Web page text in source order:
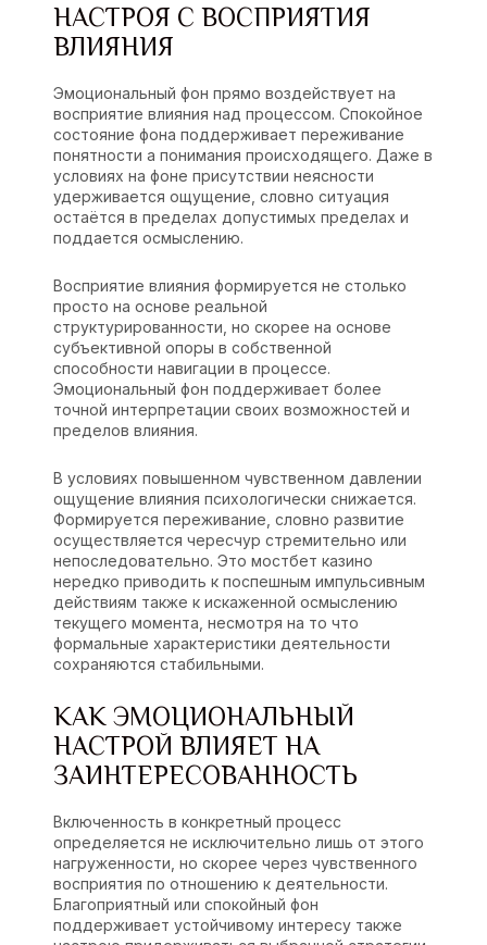
НАСТРОЯ С ВОСПРИЯТИЯ
ВЛИЯНИЯ
Эмоциональный фон прямо воздействует на
восприятие влияния над процессом. Спокойное
состояние фона поддерживает переживание
понятности а понимания происходящего. Даже в
условиях на фоне присутствии неясности
удерживается ощущение, словно ситуация
остаётся в пределах допустимых пределах и
поддается осмыслению.
Восприятие влияния формируется не столько
просто на основе реальной
структурированности, но скорее на основе
субъективной опоры в собственной
способности навигации в процессе.
Эмоциональный фон поддерживает более
точной интерпретации своих возможностей и
пределов влияния.
В условиях повышенном чувственном давлении
ощущение влияния психологически снижается.
Формируется переживание, словно развитие
осуществляется чересчур стремительно или
непоследовательно. Это мостбет казино
нередко приводить к поспешным импульсивным
действиям также к искаженной осмыслению
текущего момента, несмотря на то что
формальные характеристики деятельности
сохраняются стабильными.
КАК ЭМОЦИОНАЛЬНЫЙ
НАСТРОЙ ВЛИЯЕТ НА
ЗАИНТЕРЕСОВАННОСТЬ
Включенность в конкретный процесс
определяется не исключительно лишь от этого
нагруженности, но скорее через чувственного
восприятия по отношению к деятельности.
Благоприятный или спокойный фон
поддерживает устойчивому интересу также